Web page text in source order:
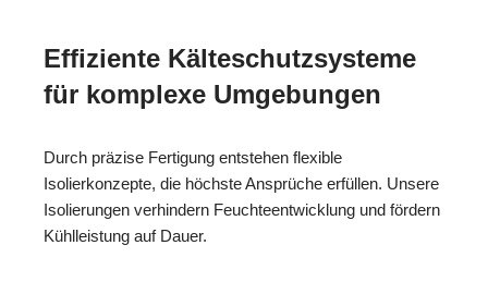
Effiziente Kälteschutzsysteme
für komplexe Umgebungen
Durch präzise Fertigung entstehen flexible
Isolierkonzepte, die höchste Ansprüche erfüllen. Unsere
Isolierungen verhindern Feuchteentwicklung und fördern
Kühlleistung auf Dauer.